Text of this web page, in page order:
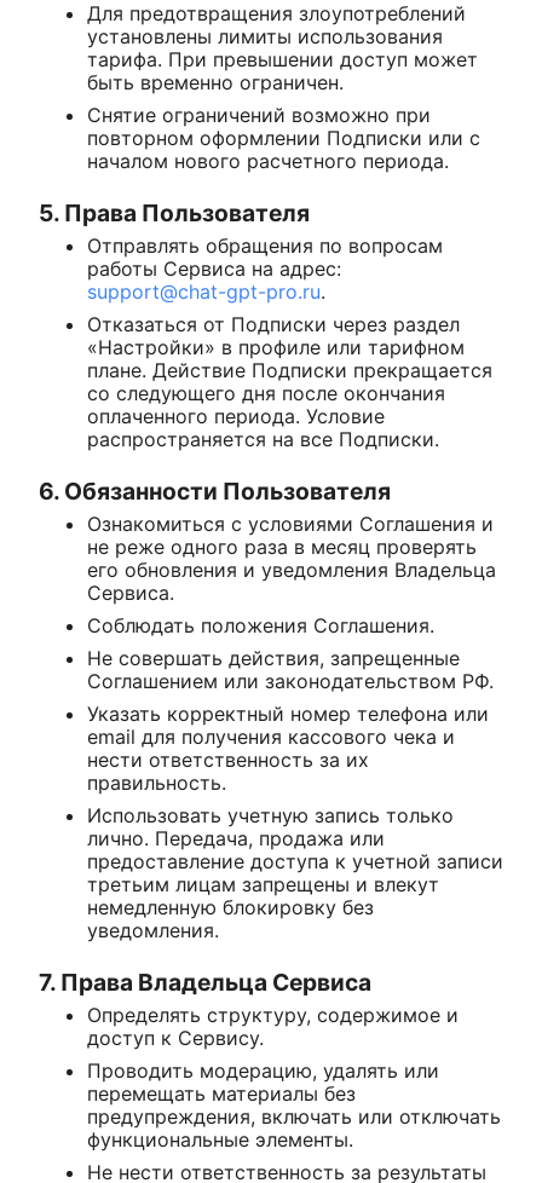
Для предотвращения злоупотреблений
установлены лимиты использования
тарифа. При превышении доступ может
быть временно ограничен.
Снятие ограничений возможно при
повторном оформлении Подписки или с
началом нового расчетного периода.
5. Права Пользователя
Отправлять обращения по вопросам
работы Сервиса на адрес:
support@chat-gpt-pro.ru.
Отказаться от Подписки через раздел
«Настройки» в профиле или тарифном
плане. Действие Подписки прекращается
со следующего дня после окончания
оплаченного периода. Условие
распространяется на все Подписки.
6. Обязанности Пользователя
Ознакомиться с условиями Соглашения и
не реже одного раза в месяц проверять
его обновления и уведомления Владельца
Сервиса.
Соблюдать положения Соглашения.
Не совершать действия, запрещенные
Соглашением или законодательством РФ.
Указать корректный номер телефона или
email для получения кассового чека и
нести ответственность за их
правильность.
Использовать учетную запись только
лично. Передача, продажа или
предоставление доступа к учетной записи
третьим лицам запрещены и влекут
немедленную блокировку без
уведомления.
7. Права Владельца Сервиса
Определять структуру, содержимое и
доступ к Сервису.
Проводить модерацию, удалять или
перемещать материалы без
предупреждения, включать или отключать
функциональные элементы.
Не нести ответственность за результаты